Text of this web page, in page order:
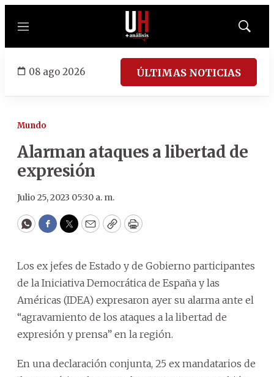
Menú
Mostrar
08 ago 2026 ÚLTIMAS NOTICIAS
Mundo
Alarman ataques a libertad de
expresión
Julio 25, 2023 05:30 a. m.
WhatsApp
Facebook
Twitter
EmailCopyPrint
Los ex jefes de Estado y de Gobierno participantes
de la Iniciativa Democrática de España y las
Américas (IDEA) expresaron ayer su alarma ante el
“agravamiento de los ataques a la libertad de
expresión y prensa” en la región.
En una declaración conjunta, 25 ex mandatarios de